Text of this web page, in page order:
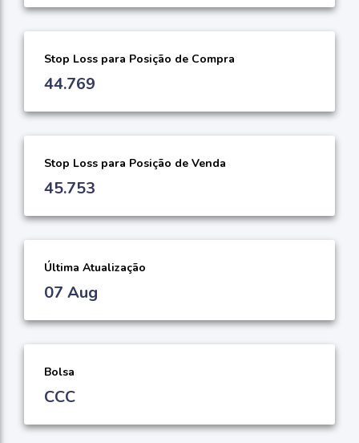
Stop Loss para Posição de Compra
44.769
Stop Loss para Posição de Venda
45.753
Última Atualização
07 Aug
Bolsa
CCC